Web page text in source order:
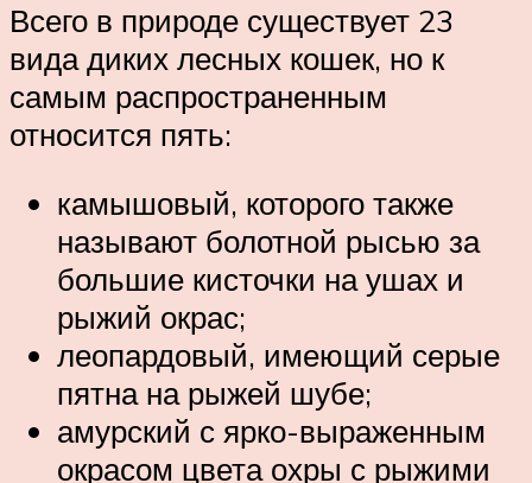
Всего в природе существует 23
вида диких лесных кошек, но к
самым распространенным
относится пять:
камышовый, которого также
называют болотной рысью за
большие кисточки на ушах и
рыжий окрас;
леопардовый, имеющий серые
пятна на рыжей шубе;
амурский с ярко-выраженным
окрасом цвета охры с рыжими